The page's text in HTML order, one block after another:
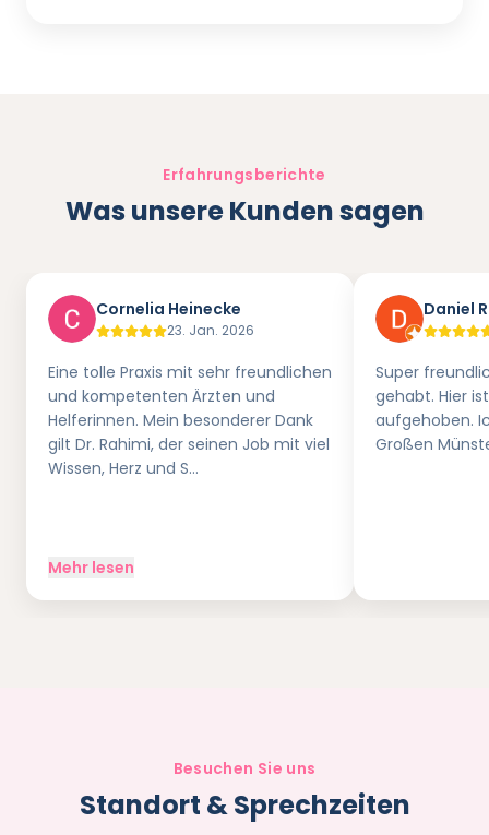
Erfahrungsberichte
Was unsere Kunden sagen
Cornelia Heinecke
23. Jan. 2026
Eine tolle Praxis mit sehr freundlichen
und kompetenten Ärzten und
Helferinnen. Mein besonderer Dank
gilt Dr. Rahimi, der seinen Job mit viel
Wissen, Herz und S…
Mehr lesen
Daniel
Super
gehabt. Hier
aufgehoben.
Großen
Besuchen Sie uns
Standort & Sprechzeiten